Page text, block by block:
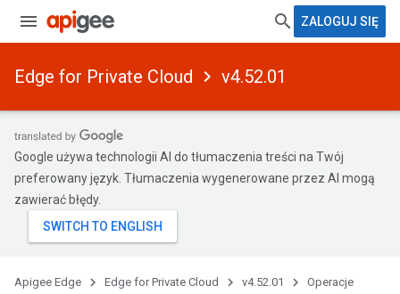
ZALOGUJ SIĘ
Edge for Private Cloud v4.52.01
Google używa technologii AI do tłumaczenia treści na Twój
preferowany język. Tłumaczenia wygenerowane przez AI mogą
zawierać błędy.
Apigee Edge Edge for Private Cloud v4.52.01 Operacje